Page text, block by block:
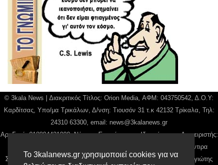
Το 3kalanews.gr χρησιμοποιεί cookies για να
© 3kala News | Διακριτικός Τίτλος: Orion Media, ΑΦΜ: 043750542, Δ.Ο.Υ:
Καρδίτσας, Υπο/μα Τρικάλων, Δ/νση: Τιουσόν 31 τ.κ 42132 Τρίκαλα, Τηλ:
24310 63300, email: news@3kalanews.gr
Αρ. Γεμή: 018804431000, Νόμιμος Εκπρόσωπος, Ιδιοκτήτης και Διαχειριστής:
Παναγιώτης Φιλίππου, Διευθύντρια: Γιαννουσά Βασιλική, Διευθύντιρα
Σύνταξης: Μπαλαμπάνη Βασιλική. Δικαιούχος domain name Παναγιώτης